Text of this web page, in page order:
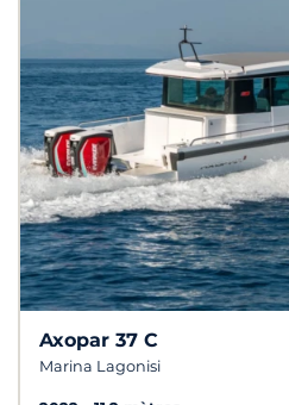
Axopar 37 C
Marina Lagonisi